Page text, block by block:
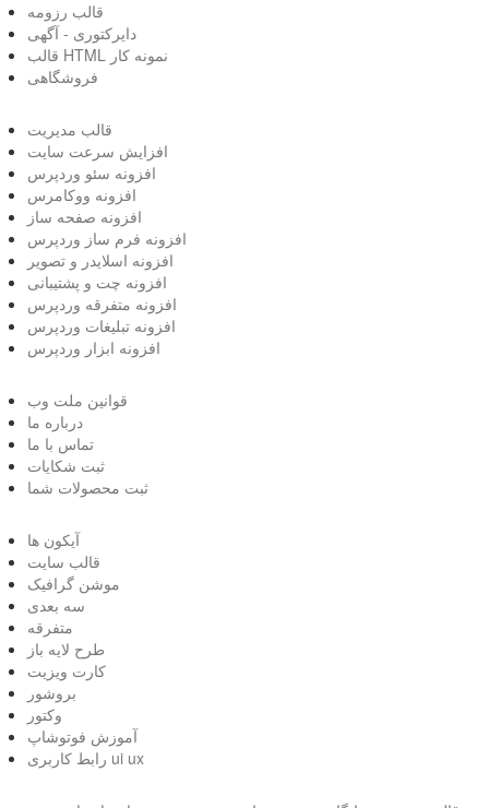
قالب رزومه
دایرکتوری - آگهی
قالب HTML نمونه کار
فروشگاهی
قالب مدیریت
افزایش سرعت سایت
افزونه سئو وردپرس
افزونه ووکامرس
افزونه صفحه ساز
افزونه فرم ساز وردپرس
افزونه اسلایدر و تصویر
افزونه چت و پشتیبانی
افزونه متفرقه وردپرس
افزونه تبلیغات وردپرس
افزونه ابزار وردپرس
قوانین ملت وب
درباره ما
تماس با ما
ثبت شکایات
ثبت محصولات شما
آیکون ها
قالب سایت
موشن گرافیک
سه بعدی
متفرقه
طرح لایه باز
کارت ویزیت
بروشور
وکتور
آموزش فوتوشاپ
رابط کاربری ui ux